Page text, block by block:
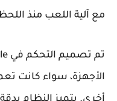
مع آلية اللعب منذ
الأجهزة، سواء كانت